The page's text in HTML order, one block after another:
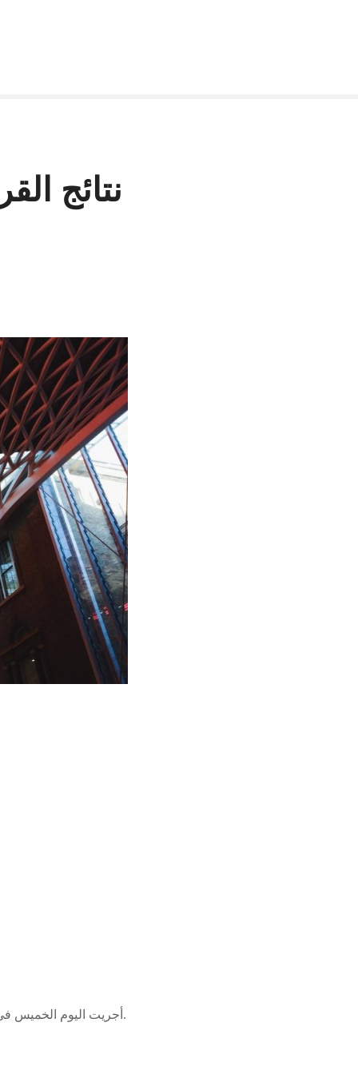
نتائج
أجريت اليوم الخميس في كوالالمبور قرعة الدور الثالث من التصفيات الآسيوية المؤهلة لكأس العالم 2026 في كرة القدم.